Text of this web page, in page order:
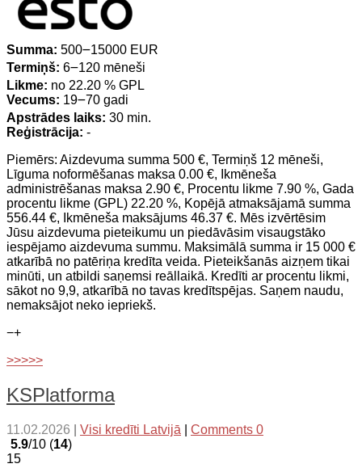
Summa: 500౼15000 EUR
Termiņš: 6౼120 mēneši
Likme: no 22.20 % GPL
Vecums: 19౼70 gadi
Apstrādes laiks: 30 min.
Reģistrācija: -
Piemērs: Aizdevuma summa 500 €, Termiņš 12 mēneši,
Līguma noformēšanas maksa 0.00 €, Ikmēneša
administrēšanas maksa 2.90 €, Procentu likme 7.90 %, Gada
procentu likme (GPL) 22.20 %, Kopējā atmaksājamā summa
556.44 €, Ikmēneša maksājums 46.37 €. Mēs izvērtēsim
Jūsu aizdevuma pieteikumu un piedāvāsim visaugstāko
iespējamo aizdevuma summu. Maksimālā summa ir 15 000 €
atkarībā no patēriņa kredīta veida. Pieteikšanās aizņem tikai
minūti, un atbildi saņemsi reāllaikā. Kredīti ar procentu likmi,
sākot no 9,9, atkarībā no tavas kredītspējas. Saņem naudu,
nemaksājot neko iepriekš.
−+
>>>>>
KSPlatforma
11.02.2026 Visi kredīti Latvijā
Comments 0
5.9/10 (14)
15